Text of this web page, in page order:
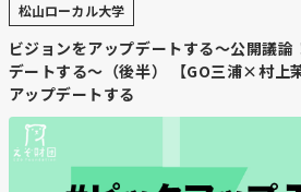
松山ローカル大学
ビジョンをアップデートする～公開議
デートする～（後半） 【GO三浦×村上
アップデートする